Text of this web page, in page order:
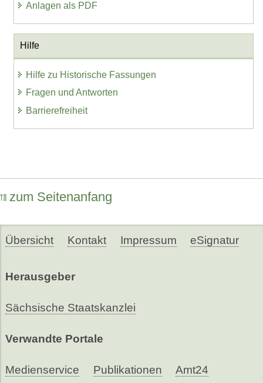
Anlagen als PDF
Hilfe
Hilfe zu Historische Fassungen
Fragen und Antworten
Barrierefreiheit
zum Seitenanfang
Übersicht Kontakt Impressum eSignatur
Herausgeber
Sächsische Staatskanzlei
Verwandte Portale
Medienservice Publikationen Amt24